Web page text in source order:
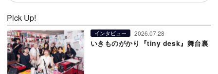
Pick Up!
インタビュー 2026.07.28
いきものがかり『tiny desk』舞台裏